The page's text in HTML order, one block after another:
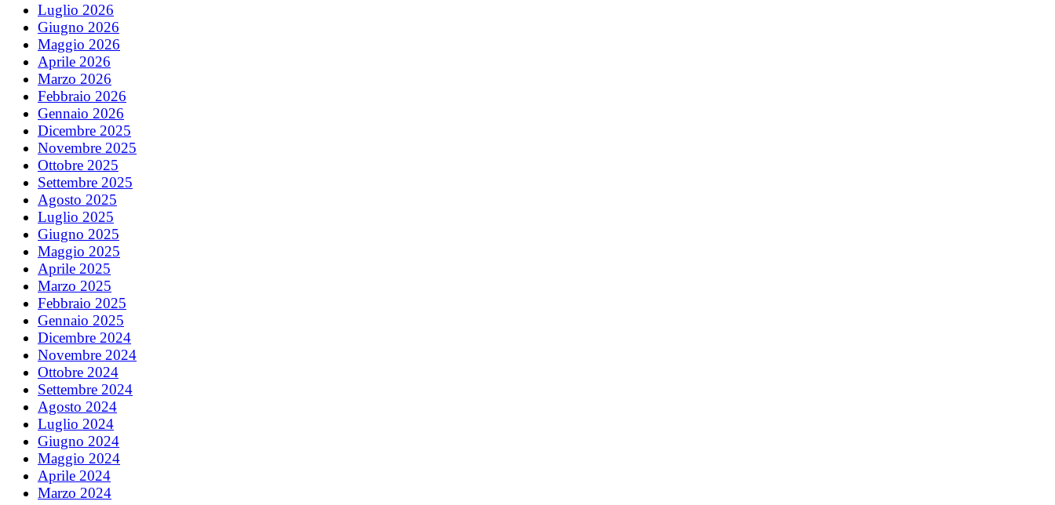
Luglio 2026
Giugno 2026
Maggio 2026
Aprile 2026
Marzo 2026
Febbraio 2026
Gennaio 2026
Dicembre 2025
Novembre 2025
Ottobre 2025
Settembre 2025
Agosto 2025
Luglio 2025
Giugno 2025
Maggio 2025
Aprile 2025
Marzo 2025
Febbraio 2025
Gennaio 2025
Dicembre 2024
Novembre 2024
Ottobre 2024
Settembre 2024
Agosto 2024
Luglio 2024
Giugno 2024
Maggio 2024
Aprile 2024
Marzo 2024